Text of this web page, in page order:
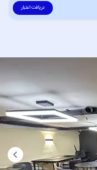
دریافت اعتبار